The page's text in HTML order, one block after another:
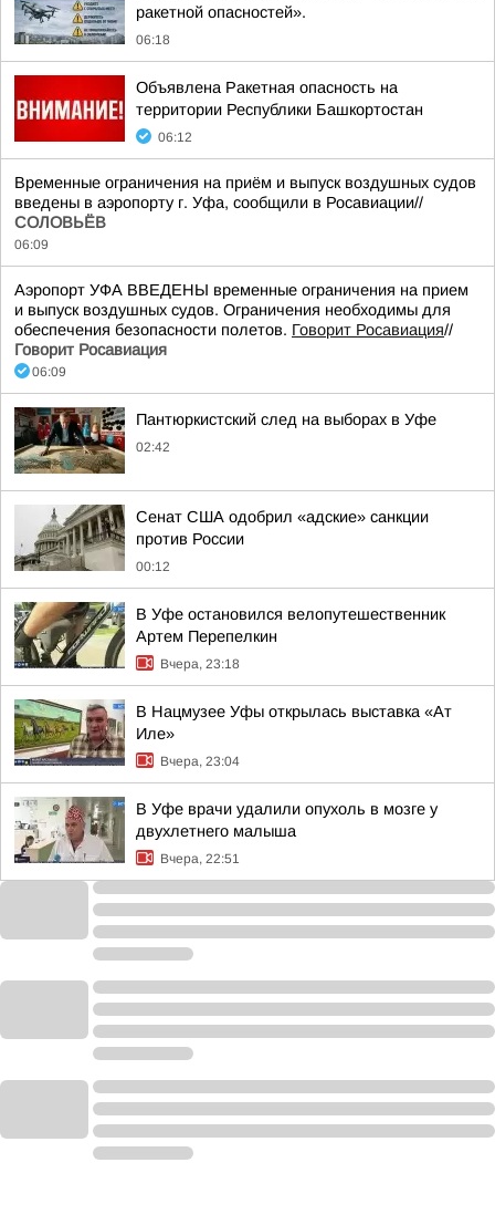
ракетной опасностей».
06:18
Объявлена Ракетная опасность на
территории Республики Башкортостан
06:12
Временные ограничения на приём и выпуск воздушных судов
введены в аэропорту г. Уфа, сообщили в Росавиации//
СОЛОВЬЁВ
06:09
Аэропорт УФА ВВЕДЕНЫ временные ограничения на прием
и выпуск воздушных судов. Ограничения необходимы для
обеспечения безопасности полетов. Говорит Росавиация//
Говорит Росавиация
06:09
Пантюркистский след на выборах в Уфе
02:42
Сенат США одобрил «адские» санкции
против России
00:12
В Уфе остановился велопутешественник
Артем Перепелкин
Вчера, 23:18
В Нацмузее Уфы открылась выставка «Ат
Иле»
Вчера, 23:04
В Уфе врачи удалили опухоль в мозге у
двухлетнего малыша
Вчера, 22:51